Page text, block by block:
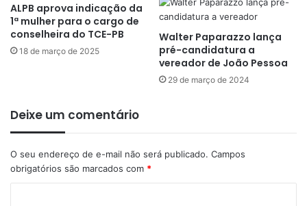
ALPB aprova indicação da
1ª mulher para o cargo de
conselheira do TCE-PB
18 de março de 2025
Walter Paparazzo lança
pré-candidatura a
vereador de João Pessoa
29 de março de 2024
Deixe um comentário
O seu endereço de e-mail não será publicado. Campos
obrigatórios são marcados com *